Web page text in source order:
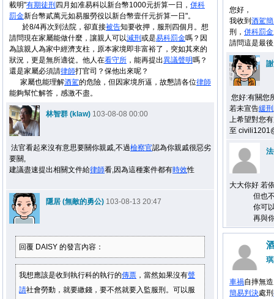
載明"有期徒刑 四月如准易科以新台幣1000元折算一日， 併科
罰金新台幣貳萬元如易服勞役以新台幣壹仟元折算一日"。
於8/4再次到法院，卻直接被告知要收押，服刑四個月。想
請問現在家屬能做什麼，讓親人可以減刑 或是易科罰金嗎？因
為該親人為家中經濟支柱，原本家境即非富裕了，突如其來的
狀況，更是無所適從。他人在看守所 ，能再提出異議聲明嗎？
還是家屬必須請律師打官司？保他出來呢？
家屬也能理解酒駕的危險，但因家境所逼，故懇請各位律師
能夠幫忙解答，感激不盡。
林智群 (klaw) 103-08-08 00:00
法官看起來沒有意思要關你親戚,不過檢察官認為你親戚很惡劣
要關,
建議盡速提出相關文件給律師看,因為這種案件都有時效性
隱居 (無敵的勇公) 103-08-13 20:47
回覆 DAISY 的發言內容：
我想應該是收到執行科的執行的傳票 ，當然如果沒有聲
請社會勞動，就要繳錢，要不然就要入監服刑。可以服
您好，
我收到 酒駕
刑， 併科罰金
請問這是最
您好:有關您
若未宣告緩刑
上希望對您
至
大大你好 若
但也不是
你可以來
再與你分
車禍自摔無
簡易判決處刑